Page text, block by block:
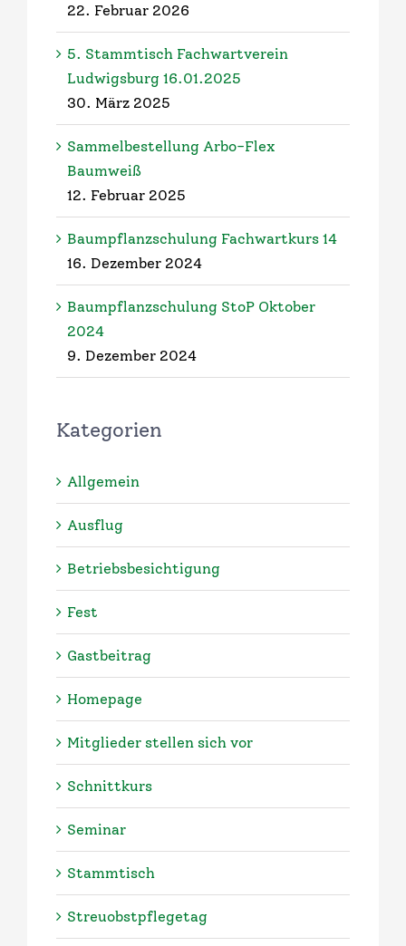
22. Februar 2026
5. Stammtisch Fachwartverein
Ludwigsburg 16.01.2025
30. März 2025
Sammelbestellung Arbo-Flex
Baumweiß
12. Februar 2025
Baumpflanzschulung Fachwartkurs 14
16. Dezember 2024
Baumpflanzschulung StoP Oktober
2024
9. Dezember 2024
Kategorien
Allgemein
Ausflug
Betriebsbesichtigung
Fest
Gastbeitrag
Homepage
Mitglieder stellen sich vor
Schnittkurs
Seminar
Stammtisch
Streuobstpflegetag